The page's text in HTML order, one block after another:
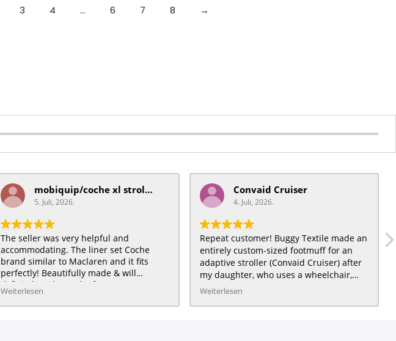
3 4 … 6 7 8 →
mobiquip/coche xl stroller
5. Juli, 2026.
The seller was very helpful and
accommodating. The liner set Coche
brand similar to Maclaren and it fits
perfectly! Beautifully made & will
definitely order in the future :) a very
HAPPY customer for me & my daughter :)
Weiterlesen
Convaid Cruiser
4. Juli, 2026.
Repeat customer! Buggy Textile made an
entirely custom-sized footmuff for an
adaptive stroller (Convaid Cruiser) after
my daughter, who uses a wheelchair,
grew out of a traditional City Mini
Weiterlesen